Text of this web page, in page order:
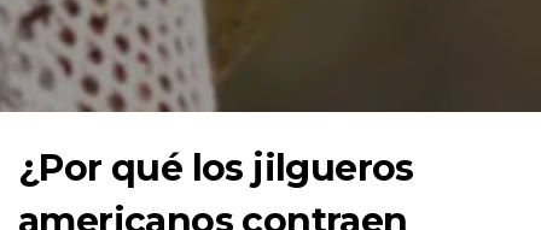
¿Por qué los jilgueros
americanos contraen